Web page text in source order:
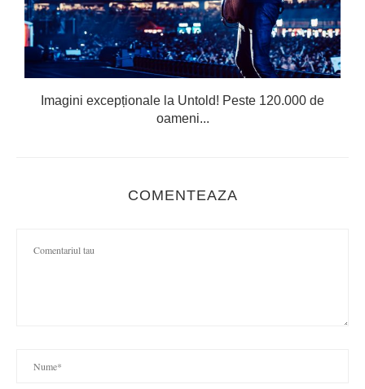
Imagini excepționale la Untold! Peste 120.000 de
oameni...
COMENTEAZA